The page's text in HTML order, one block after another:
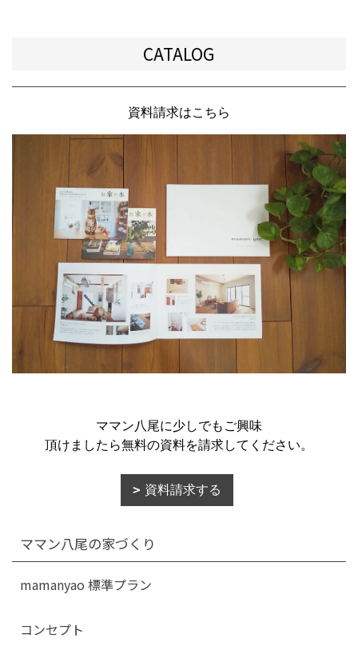
CATALOG
資料請求はこちら
ママン八尾に少しでもご興味
頂けましたら無料の資料を請求してください。
資料請求する
ママン八尾の家づくり
mamanyao 標準プラン
コンセプト